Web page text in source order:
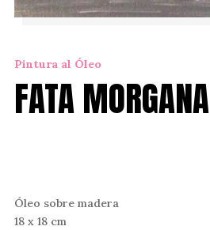
Pintura al Óleo
FATA MORGANA
Óleo sobre madera
18 x 18 cm